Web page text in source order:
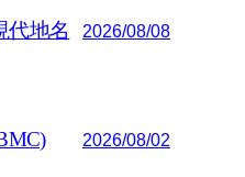
代地名 2026/08/08
2026/08/02